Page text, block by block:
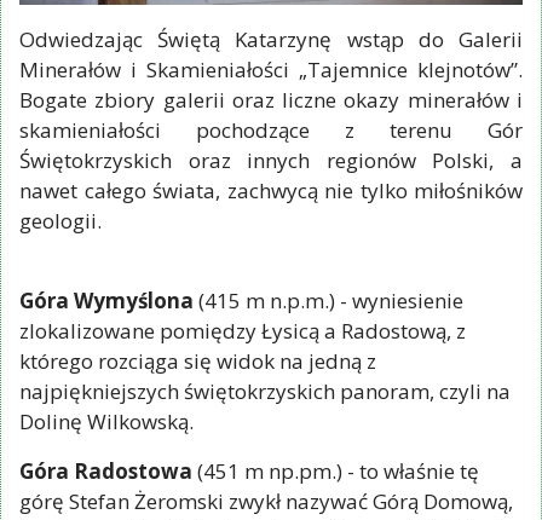
Odwiedzając Świętą Katarzynę wstąp do Galerii
Minerałów i Skamieniałości „Tajemnice klejnotów”.
Bogate zbiory galerii oraz liczne okazy minerałów i
skamieniałości pochodzące z terenu Gór
Świętokrzyskich oraz innych regionów Polski, a
nawet całego świata, zachwycą nie tylko miłośników
geologii.
Góra Wymyślona (415 m n.p.m.) - wyniesienie
zlokalizowane pomiędzy Łysicą a Radostową, z
którego rozciąga się widok na jedną z
najpiękniejszych świętokrzyskich panoram, czyli na
Dolinę Wilkowską.
Góra Radostowa (451 m np.pm.) - to właśnie tę
górę Stefan Żeromski zwykł nazywać Górą Domową,